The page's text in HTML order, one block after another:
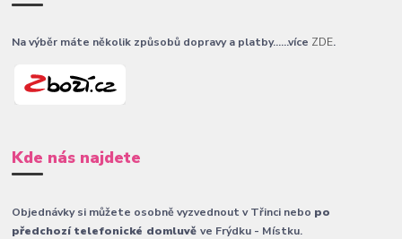
Na výběr máte několik způsobů dopravy a platby......více ZDE.
Kde nás najdete
Objednávky si můžete osobně vyzvednout v Třinci nebo po
předchozí telefonické domluvěve Frýdku - Místku.